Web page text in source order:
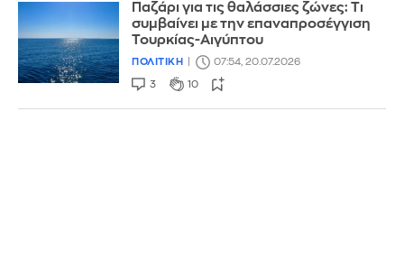
Παζάρι για τις θαλάσσιες ζώνες: Τι
συμβαίνει με την επαναπροσέγγιση
Τουρκίας-Αιγύπτου
ΠΟΛΙΤΙΚΗ 07:54, 20.07.2026
3 10